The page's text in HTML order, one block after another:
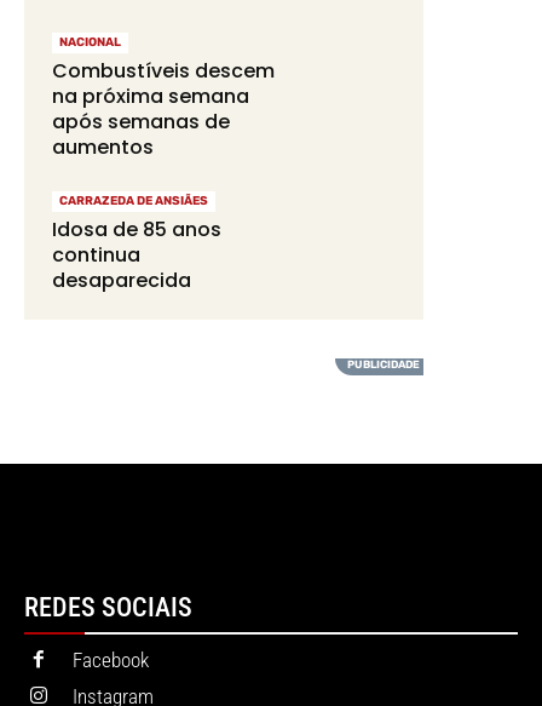
NACIONAL
Combustíveis descem
na próxima semana
após semanas de
aumentos
CARRAZEDA DE ANSIÃES
Idosa de 85 anos
continua
desaparecida
REDES SOCIAIS
Facebook
Instagram